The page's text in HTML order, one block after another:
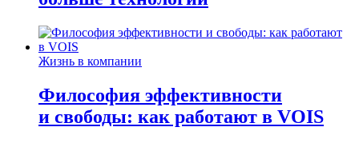
Жизнь в компании
Философия эффективности
и свободы: как работают в VOIS